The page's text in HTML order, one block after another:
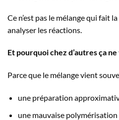
Ce n’est pas le mélange qui fait
analyser les réactions.
Et pourquoi chez d’autres ça
Parce que le mélange vient
une préparation
une mauvaise polymérisation